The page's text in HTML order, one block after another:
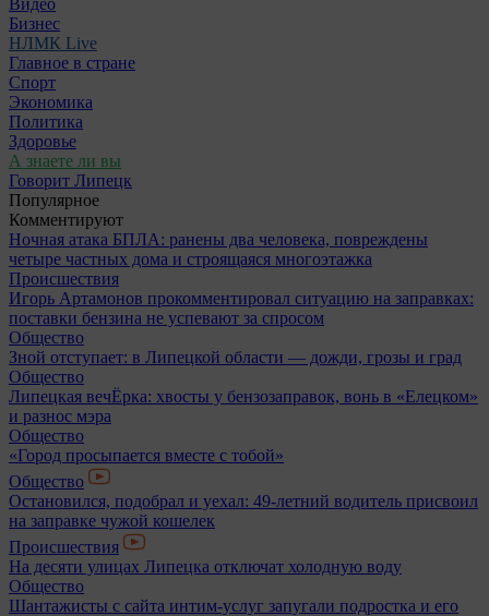
Бизнес
НЛМК Live
Главное в стране
Спорт
Экономика
Политика
Здоровье
А знаете ли вы
Говорит Липецк
Популярное
Комментируют
Ночная атака БПЛА: ранены два человека, повреждены
четыре частных дома и строящаяся многоэтажка
Происшествия
Игорь Артамонов прокомментировал ситуацию на заправках:
поставки бензина не успевают за спросом
Общество
Зной отступает: в Липецкой области — дожди, грозы и град
Общество
Липецкая вечЁрка: хвосты у бензозаправок, вонь в «Елецком»
и разнос мэра
Общество
«Город просыпается вместе с тобой»
Общество
Остановился, подобрал и уехал: 49-летний водитель присвоил
на заправке чужой кошелек
Происшествия
На десяти улицах Липецка отключат холодную воду
Общество
Шантажисты с сайта интим-услуг запугали подростка и его